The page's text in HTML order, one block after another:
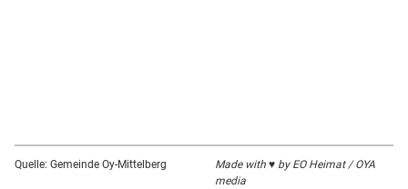
Quelle: Gemeinde Oy-Mittelberg
Made with ♥ by EO Heimat / OYA
media